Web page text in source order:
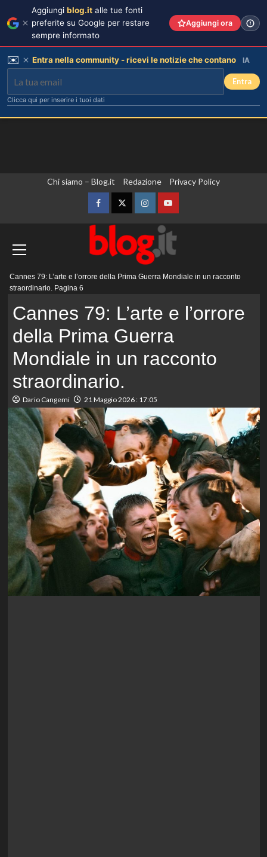
Chi siamo – Blog.it Redazione Privacy Policy
FacebookTwitterInstagramYouTube
principale
Cannes 79: L’arte e l’orrore della Prima Guerra Mondiale in un racconto
straordinario. Pagina 6
Cannes 79: L’arte e l’orrore
della Prima Guerra
Mondiale in un racconto
straordinario.
Dario Cangemi 21 Maggio 2026 : 17:05
Aggiungi blog.it alle tue fonti
preferite su Google per restare
sempre informato
Aggiungi ora
✉️ Entra nella community - ricevi le notizie che contano IA
Entra
Clicca qui per inserire i tuoi dati